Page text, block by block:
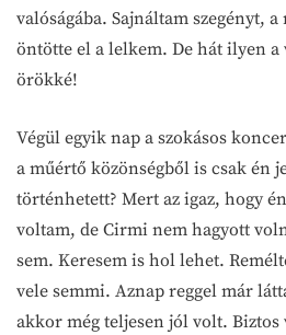
valóságába. Sajnáltam szegényt, a
öntötte el a lelkem. De hát ilyen
örökké!
Végül egyik nap a szokásos
a műértő közönségből is csak én
történhetett? Mert az igaz, hogy
voltam, de Cirmi nem hagyott
sem. Keresem is hol lehet.
vele semmi. Aznap reggel már
akkor még teljesen jól volt. Biztos